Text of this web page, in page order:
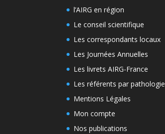
l’AIRG en région
Le conseil scientifique
Les correspondants locaux
Les Journées Annuelles
Les livrets AIRG-France
Les référents par pathologie
Mentions Légales
Mon compte
Nos publications